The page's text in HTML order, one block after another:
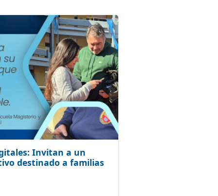
Invitan a un
destinado a familias